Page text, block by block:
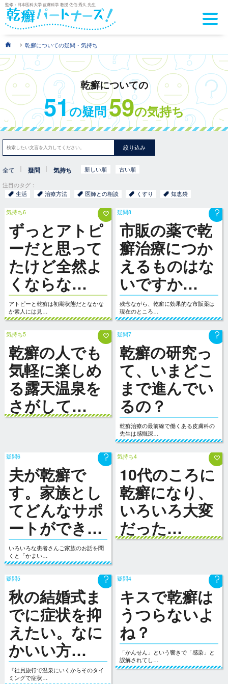
監修：日本医科大学 皮膚科学 教授 佐伯 秀久 先生
> 乾癬についての疑問・気持ち
乾癬についての
51の疑問59の気持ち
絞り込み
全て 疑問 気持ち 新しい順 古い順
注目のタグ：
生活
治療方法 医師との相談 くすり 知恵袋
気持ち6
ずっとアトピ
ーだと思って
たけど全然よ
くならな…
アトピーと乾癬は初期状態だとなかな
か素人には見…
疑問8
市販の薬で乾
癬治療につか
えるものはな
いですか…
残念ながら、乾癬に効果的な市販薬は
現在のところ…
気持ち5
乾癬の人でも
気軽に楽しめ
る露天温泉を
さがして…
疑問7
乾癬の研究っ
て、いまどこ
まで進んでい
るの？
乾癬治療の最前線で働くある皮膚科の
先生は感慨深…
疑問6
夫が乾癬で
す。家族とし
てどんなサポ
ートができ…
いろいろな患者さんご家族のお話を聞
くと「かまい…
気持ち4
10代のころに
乾癬になり、
いろいろ大変
だった…
疑問5
秋の結婚式ま
でに症状を抑
えたい。なに
かいい方…
『社員旅行で温泉にいくからそのタイ
ミングで症状…
疑問4
キスで乾癬は
うつらないよ
ね？
「かんせん」という響きで「感染」と
誤解されてし…